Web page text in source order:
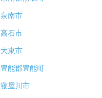
泉南市
高石市
大東市
豊能郡豊能町
寝屋川市